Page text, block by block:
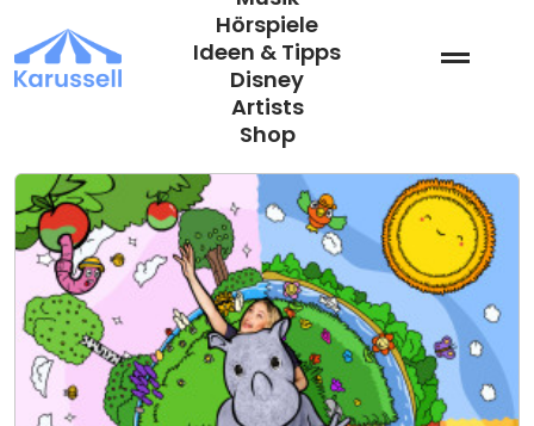
Inhalt
springen
Hörspiele
Ideen & Tipps
Disney
Artists
Shop